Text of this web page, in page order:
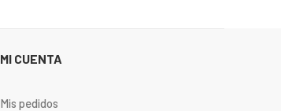
MI CUENTA
Mis pedidos